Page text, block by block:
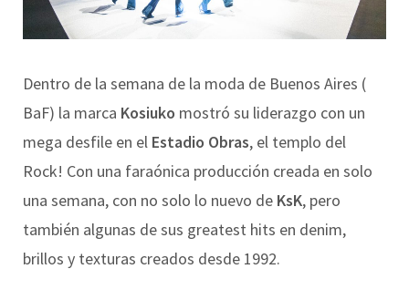
Dentro de la semana de la moda de Buenos Aires (
BaF) la marca Kosiuko mostró su liderazgo con un
mega desfile en el Estadio Obras, el templo del
Rock! Con una faraónica producción creada en solo
una semana, con no solo lo nuevo de KsK, pero
también algunas de sus greatest hits en denim,
brillos y texturas creados desde 1992.